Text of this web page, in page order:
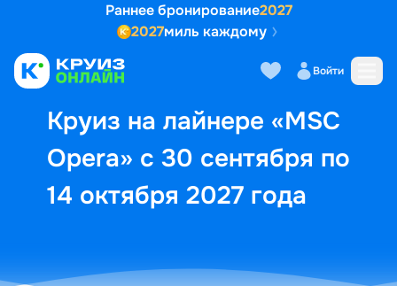
Раннее бронирование2027
2027миль каждому
Войти
Круиз на лайнере «MSC
Opera» с 30 сентября по
14 октября 2027 года
Выбор кают Маршрут и